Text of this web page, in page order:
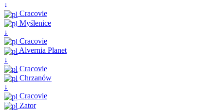
↓
Cracovie
Myślenice
↓
Cracovie
Alvernia Planet
↓
Cracovie
Chrzanów
↓
Cracovie
Zator